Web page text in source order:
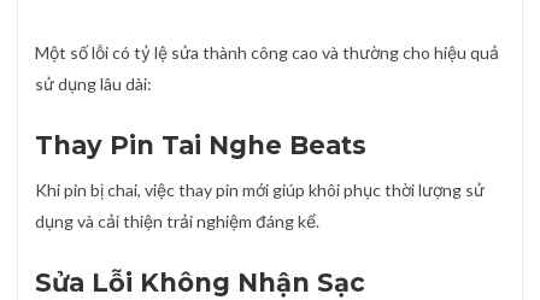
Một số lỗi có tỷ lệ sửa thành công cao và thường cho hiệu quả
sử dụng lâu dài:
Thay Pin Tai Nghe Beats
Khi pin bị chai, việc thay pin mới giúp khôi phục thời lượng sử
dụng và cải thiện trải nghiệm đáng kể.
Sửa Lỗi Không Nhận Sạc